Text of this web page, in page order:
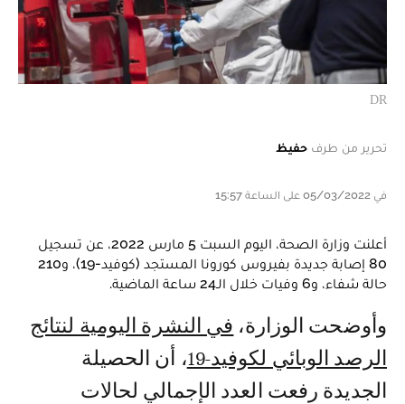
DR
تحرير من طرف حفيظ
في 05/03/2022 على الساعة 15:57
أعلنت وزارة الصحة، اليوم السبت 5 مارس 2022، عن تسجيل
80 إصابة جديدة بفيروس كورونا المستجد (كوفيد-19)، و210
حالة شفاء، و6 وفيات خلال الـ24 ساعة الماضية.
وأوضحت الوزارة، في النشرة اليومية لنتائج
الرصد الوبائي لكوفيد-19
، أن الحصيلة
الجديدة رفعت العدد الإجمالي لحالات